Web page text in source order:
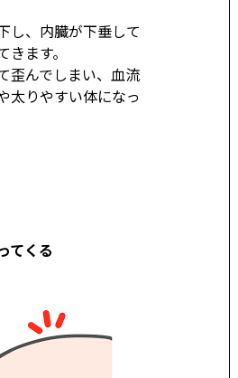
し、内臓が下垂して
ます。
歪んでしまい、血流
太りやすい体になっ
てくる